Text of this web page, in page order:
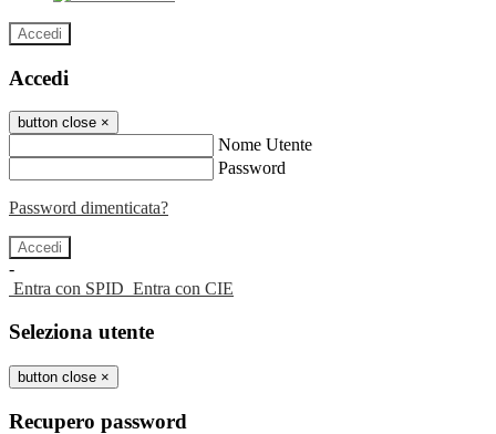
Accedi
Accedi
button close ×
Nome Utente
Password
Password dimenticata?
-
Entra con SPID Entra con CIE
Seleziona utente
button close ×
Recupero password